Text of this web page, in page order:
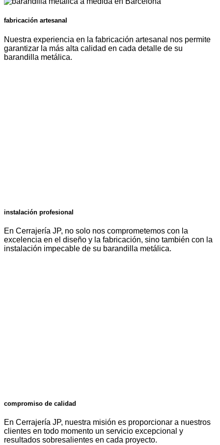
fabricación artesanal
Nuestra experiencia en la fabricación artesanal nos permite
garantizar la más alta calidad en cada detalle de su
barandilla metálica.
instalación profesional
En Cerrajería JP, no solo nos comprometemos con la
excelencia en el diseño y la fabricación, sino también con la
instalación impecable de su barandilla metálica.
compromiso de calidad
En Cerrajería JP, nuestra misión es proporcionar a nuestros
clientes en todo momento un servicio excepcional y
resultados sobresalientes en cada proyecto.